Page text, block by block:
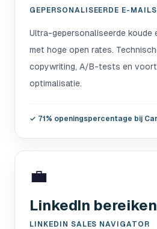
GEPERSONALISEERDE E-
Ultra-gepersonaliseerde koude
met hoge open rates.
copywriting, A/B-tests en
optimalisatie.
✓ 71% openingspercentage bij
💼
LinkedIn bereiken
LINKEDIN SALES NAVIGATOR